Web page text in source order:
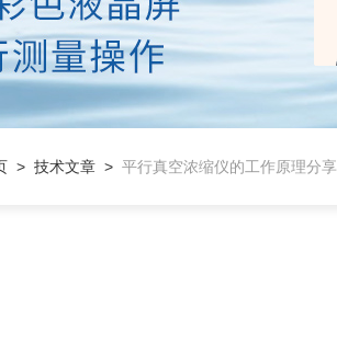
>技术文章 >平行真空浓缩仪的工作原理分享